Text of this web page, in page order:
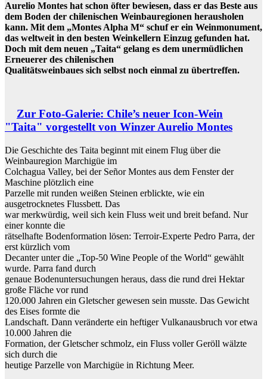
Aurelio Montes hat schon öfter bewiesen, dass er das Beste aus
dem Boden der chilenischen Weinbauregionen herausholen
kann. Mit dem „Montes Alpha M“ schuf er ein Weinmonument,
das weltweit in den besten Weinkellern Einzug gefunden hat.
Doch mit dem neuen „Taita“ gelang es dem unermüdlichen
Erneuerer des chilenischen
Qualitätsweinbaues sich selbst noch einmal zu übertreffen.
Zur Foto-Galerie: Chile’s neuer Icon-Wein
"Taita" vorgestellt von Winzer Aurelio Montes
Die Geschichte des Taita beginnt mit einem Flug über die
Weinbauregion Marchigüe im
Colchagua Valley, bei der Señor Montes aus dem Fenster der
Maschine plötzlich eine
Parzelle mit runden weißen Steinen erblickte, wie ein
ausgetrocknetes Flussbett. Das
war merkwürdig, weil sich kein Fluss weit und breit befand. Nur
einer konnte die
rätselhafte Bodenformation lösen: Terroir-Experte Pedro Parra, der
erst kürzlich vom
Decanter unter die „Top-50 Wine People of the World“ gewählt
wurde. Parra fand durch
genaue Bodenuntersuchungen heraus, dass die rund drei Hektar
große Fläche vor rund
120.000 Jahren ein Gletscher gewesen sein musste. Das Gewicht
des Eises formte die
Landschaft. Dann veränderte ein heftiger Vulkanausbruch vor etwa
10.000 Jahren die
Formation, der Gletscher schmolz, ein Fluss voller Geröll wälzte
sich durch die
heutige Parzelle von Marchigüe in Richtung Meer.